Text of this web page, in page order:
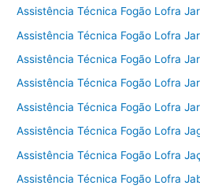
Assistência Técnica Fogão Lofra
Assistência Técnica Fogão Lofra
Assistência Técnica Fogão Lofra
Assistência Técnica Fogão Lofra
Assistência Técnica Fogão Lofra
Assistência Técnica Fogão Lofra
Assistência Técnica Fogão Lofra
Assistência Técnica Fogão Lofra